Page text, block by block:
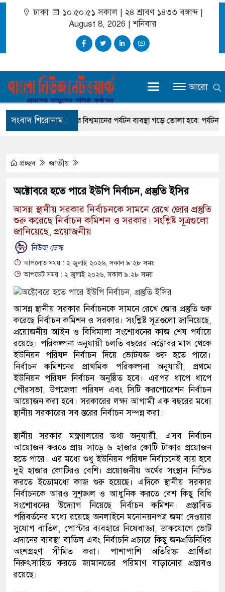
ঢাকা ১০:৫০:৫১ সকাল | ২৪ শ্রাবণ ১৪৩৩ বঙ্গাব্দ |
August 8, 2026 |শনিবার
আরো
সংবাদ শিরোনাম :
মৃত্যু নাটোরে বিশ্বমানের পর্যটন ব্যবস্থা গড়ে তোলা হবে: পর্যটনমন্ত্রী
প্রচ্ছদ জাতীয়
অক্টোবরে হতে পারে ইউপি নির্বাচন, প্রস্তুতি ইসির
আসন্ন স্থানীয় সরকার নির্বাচনকে সামনে রেখে জোর প্রস্তুতি
শুরু করেছে নির্বাচন কমিশন ও সরকার। সংশ্লিষ্ট সূত্রগুলো
জানিয়েছে, প্রয়োজনীয়
নিউজ ডেস্ক
আপলোড সময় : ২ জুলাই ২০২৬, সকাল ৯:২৮ সময়
আপডেট সময় : ২ জুলাই ২০২৬, সকাল ৯:২৮ সময়
আসন্ন স্থানীয় সরকার নির্বাচনকে সামনে রেখে জোর প্রস্তুতি শুরু
করেছে নির্বাচন কমিশন ও সরকার। সংশ্লিষ্ট সূত্রগুলো জানিয়েছে,
প্রয়োজনীয় আইন ও বিধিমালা সংশোধনের কাজ শেষ পর্যায়ে
রয়েছে। পরিকল্পনা অনুযায়ী চলতি বছরের অক্টোবর মাস থেকে
ইউনিয়ন পরিষদ নির্বাচন দিয়ে ভোটযজ্ঞ শুরু হতে পারে।
নির্বাচন কমিশনের প্রাথমিক পরিকল্পনা অনুযায়ী, প্রথমে
ইউনিয়ন পরিষদ নির্বাচন অনুষ্ঠিত হবে। এরপর ধাপে ধাপে
পৌরসভা, উপজেলা পরিষদ এবং সিটি করপোরেশন নির্বাচন
আয়োজন করা হবে। সরকারের লক্ষ্য আগামী এক বছরের মধ্যে
স্থানীয় সরকারের সব স্তরের নির্বাচন সম্পন্ন করা।
স্থানীয় সরকার মন্ত্রণালয়ের তথ্য অনুযায়ী, এসব নির্বাচন
আয়োজন করতে প্রায় সাড়ে ৬ হাজার কোটি টাকার প্রয়োজন
হতে পারে। এর মধ্যে শুধু ইউনিয়ন পরিষদ নির্বাচনেই ব্যয় হবে
দুই হাজার কোটিরও বেশি। প্রয়োজনীয় অর্থের সংস্থান নিশ্চিত
করতে ইতোমধ্যে কাজ শুরু হয়েছে। এদিকে স্থানীয় সরকার
নির্বাচনকে আরও সুশৃঙ্খল ও আধুনিক করতে বেশ কিছু বিধি
সংশোধনের উদ্যোগ নিয়েছে নির্বাচন কমিশন। প্রস্তাবিত
পরিবর্তনের মধ্যে রয়েছে অনলাইনে মনোনয়নপত্র জমা দেওয়ার
সুযোগ বাতিল, পোস্টার ব্যবহারে নিষেধাজ্ঞা, ডাকযোগে ভোট
প্রদানের ব্যবস্থা বাতিল এবং নির্বাচনি প্রচারে কিছু জনপ্রতিনিধির
অংশগ্রহণ সীমিত করা। পাশাপাশি অতিরিক্ত প্রার্থিতা
নিরুৎসাহিত করতে জামানতের পরিমাণ বাড়ানোর প্রস্তাবও
রয়েছে।